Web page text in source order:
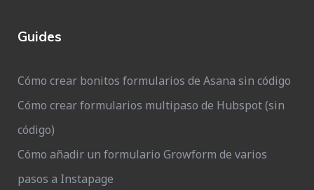
Guides
Cómo crear bonitos formularios de Asana sin código
Cómo crear formularios multipaso de Hubspot (sin
código)
Cómo añadir un formulario Growform de varios
pasos a Instapage